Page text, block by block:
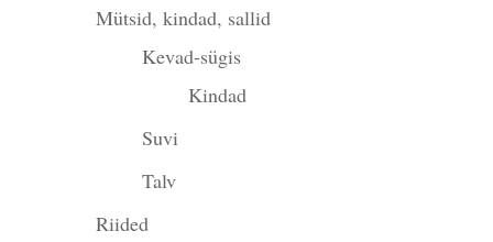
Mütsid, kindad, sallid
Kevad-sügis
Kindad
Suvi
Talv
Riided